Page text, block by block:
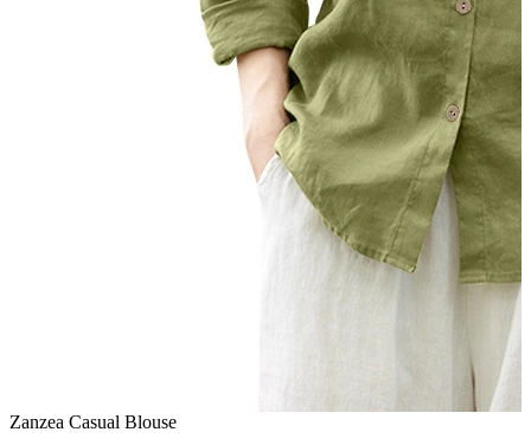
Zanzea Casual Blouse